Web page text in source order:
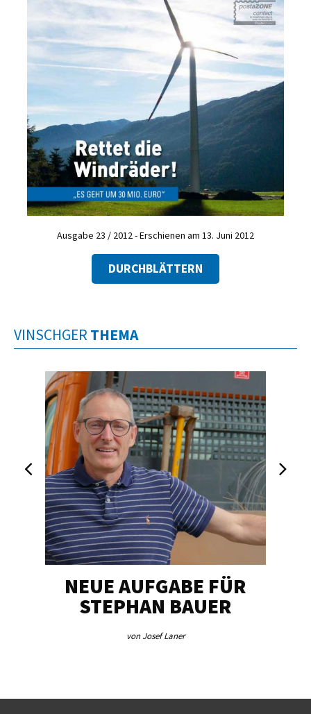
Ausgabe 23 / 2012 - Erschienen am 13. Juni 2012
DURCHBLÄTTERN
VINSCHGER THEMA
NEUE AUFGABE FÜR
STEPHAN BAUER
von Josef Laner